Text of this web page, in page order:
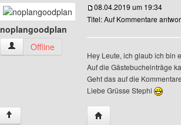
noplangoodplan
noplangoodplan Benutzer-Profile anzeigen
Offline
08.04.2019 um 19:34
Titel: Auf Kommentare
Hey Leute, ich glaub ich bin
Auf die Gästebucheinträge
Geht das auf die
Liebe Grüsse Stephi
↑ Website dieses